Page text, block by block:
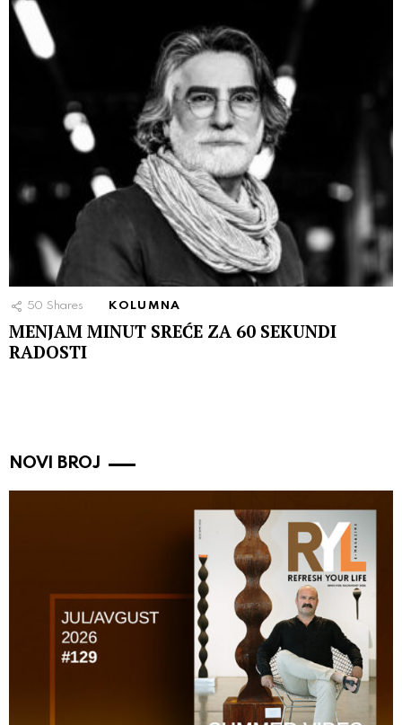
50 Shares KOLUMNA
MENJAM MINUT SREĆE ZA 60 SEKUNDI
RADOSTI
NOVI BROJ